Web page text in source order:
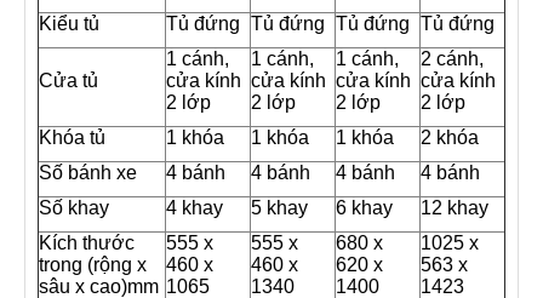
Kiểu tủ Tủ đứng Tủ đứng Tủ đứng Tủ đứng
Cửa tủ
1 cánh,
cửa kính
2 lớp
1 cánh,
cửa kính
2 lớp
1 cánh,
cửa kính
2 lớp
2 cánh,
cửa kính
2 lớp
Khóa tủ
1 khóa 1 khóa 1 khóa
2 khóa
Số bánh xe
4 bánh 4 bánh 4 bánh
4 bánh
Số khay
4 khay 5 khay 6 khay
12 khay
Kích thước
trong (rộng x
sâu x cao)mm
555 x
460 x
1065
555 x
460 x
1340
680 x
620 x
1400
1025 x
563 x
1423